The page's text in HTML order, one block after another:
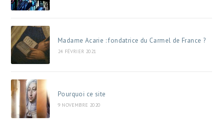
Madame Acarie : fondatrice du Carmel de France ?
24 FÉVRIER 2021
Pourquoi ce site
9 NOVEMBRE 2020